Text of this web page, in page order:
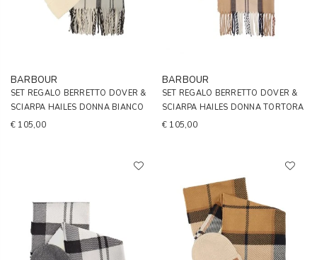
BARBOUR
SET REGALO BERRETTO DOVER &
SCIARPA HAILES DONNA BIANCO
€ 105,00
BARBOUR
SET REGALO BERRETTO DOVER &
SCIARPA HAILES DONNA TORTORA
€ 105,00